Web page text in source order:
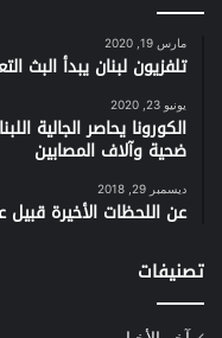
مارس 19, 2020
تلفزيون لبنان يبدأ البث
يونيو 23, 2020
الكورونا يحاصر الجالية
ضحية وآلاف المصابين
ديسمبر 29, 2018
عن اللحظات الأخيرة قبيل
تصنيفات